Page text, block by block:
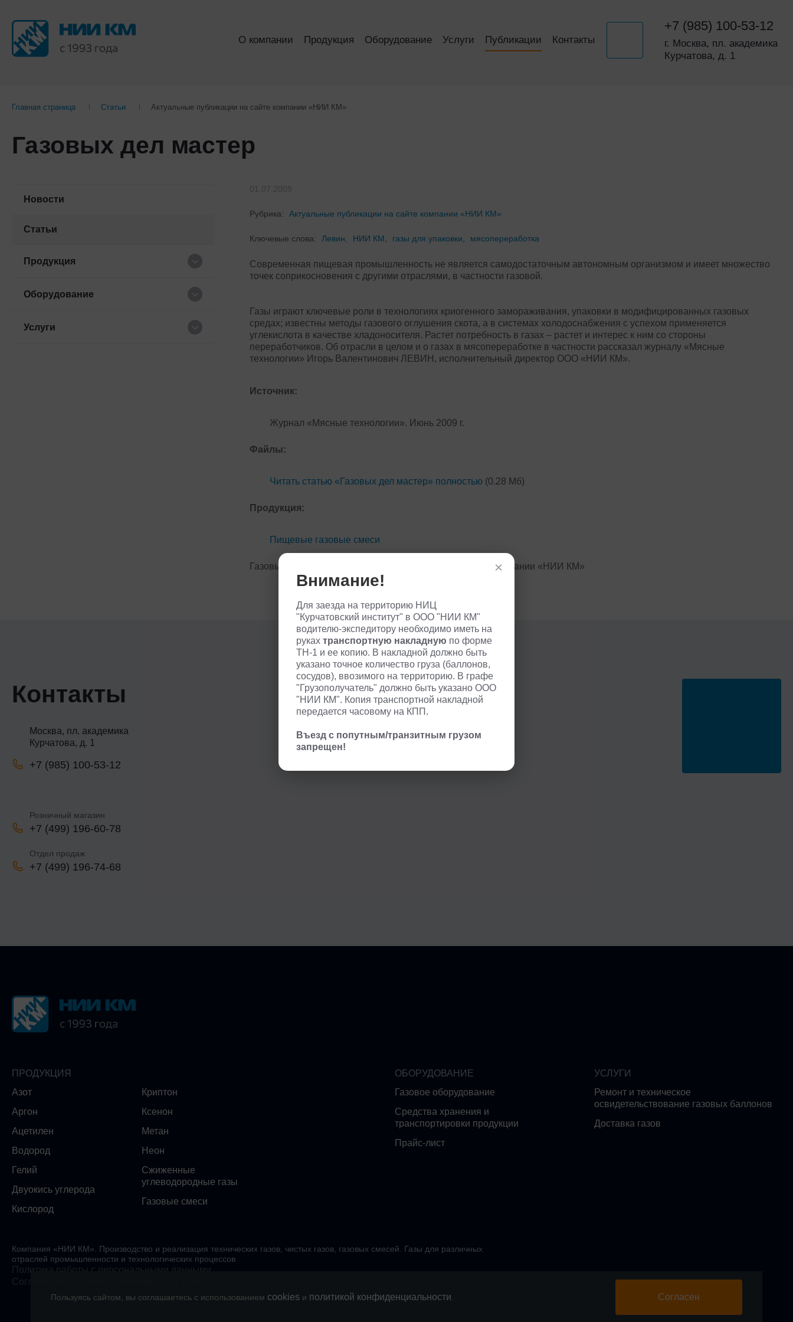
О компании Продукция Оборудование Услуги Публикации Контакты
+7 (985) 100-53-12
г. Москва, пл. академика
Курчатова, д. 1
Главная страница Статьи Актуальные публикации на сайте компании «НИИ КМ»
Газовых дел мастер
Новости
Статьи
Продукция
Оборудование
Услуги
Рубрика: Актуальные публикации на сайте компании «НИИ КМ»
Ключевые слова: Левин НИИ КМ газы для упаковки мясопереработка
Современная пищевая промышленность не является самодостаточным автономным организмом и имеет множество
точек соприкосновения с другими отраслями, в частности газовой.
Газы играют ключевые роли в технологиях криогенного замораживания, упаковки в модифицированных газовых
средах; известны методы газового оглушения скота, а в системах холодоснабжения с успехом применяется
углекислота в качестве хладоносителя. Растет потребность в газах – растет и интерес к ним со стороны
переработчиков. Об отрасли в целом и о газах в мясопереработке в частности рассказал журналу «Мясные
технологии» Игорь Валентинович ЛЕВИН, исполнительный директор ООО «НИИ КМ».
Источник:
Журнал «Мясные технологии». Июнь 2009 г.
Файлы:
Читать статью «Газовых дел мастер» полностью (0.28 Мб)
Продукция:
Пищевые газовые смеси
Газовых дел мастер. Полезные статьи и публикации от компании «НИИ КМ»
Контакты
Москва, пл. академика
Курчатова, д. 1
+7 (985) 100-53-12
Розничный магазин
+7 (499) 196-60-78
Отдел продаж
+7 (499) 196-74-68
ПРОДУКЦИЯ
Азот
Аргон
Ацетилен
Водород
Гелий
Двуокись углерода
Кислород
Криптон
Ксенон
Метан
Неон
Сжиженные
углеводородные газы
Газовые смеси
ОБОРУДОВАНИЕ
Газовое оборудование
Средства хранения и
транспортировки продукции
Прайс-лист
УСЛУГИ
Ремонт и техническое
освидетельствование газовых баллонов
Доставка газов
Компания «НИИ КМ». Производство и реализация технических газов, чистых газов, газовых смесей. Газы для различных
отраслей промышленности и технологических процессов
Политика работы с персональными данными
Согласие на обработку персональных данных
Пользуясь сайтом, вы соглашаетесь с использованием cookies и политикой конфиденциальности Согласен
×
Внимание!
Для заезда на территорию НИЦ
"Курчатовский институт" в ООО "НИИ КМ"
водителю-экспедитору необходимо иметь на
руках транспортную накладную по форме
ТН-1 и ее копию. В накладной должно быть
указано точное количество груза (баллонов,
сосудов), ввозимого на территорию. В графе
"Грузополучатель" должно быть указано ООО
"НИИ КМ". Копия транспортной накладной
передается часовому на КПП.
Въезд с попутным/транзитным грузом
запрещен!